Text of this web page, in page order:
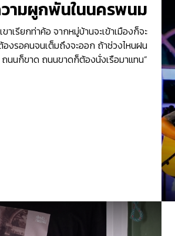
ามผูกพันในนครพนม
เรียกท่าค้อ จากหมู่บ้านจะเข้าเมืองก็จะ
องรอคนจนเต็มถึงจะออก ถ้าช่วงไหนฝน
นนก็ขาด ถนนขาดก็ต้องนั่งเรือมาแทน”